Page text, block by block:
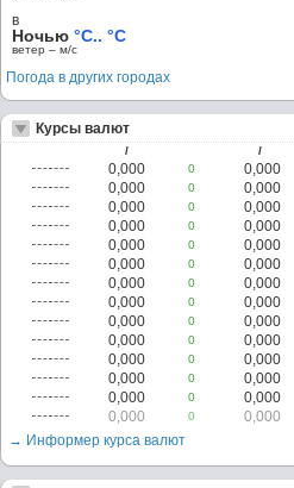
в
Ночью °C.. °C
ветер – м/c
Погода в других городах
Курсы валют
/ /
0,000 0
0,000
0,000
0
0,000
0,000
0
0,000
0,000
0
0,000
0,000
0
0,000
0,000
0
0,000
0,000
0
0,000
0,000
0
0,000
0,000
0
0,000
0,000
0
0,000
0,000
0
0,000
0,000
0
0,000
0,000
0
0,000
0,000
0
0,000
→ Информер курса валют